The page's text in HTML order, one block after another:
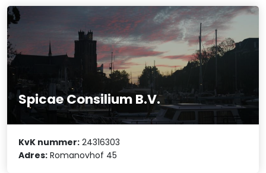
Spicae Consilium B.V.
KvK nummer: 24316303
Adres: Romanovhof 45